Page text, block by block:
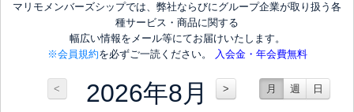
マリモメンバーズシップでは、弊社ならびにグループ企業が取り扱う各
種サービス・商品に関する
幅広い情報をメール等にてお届けいたします。
※会員規約を必ずご一読ください。 入会金・年会費無料
月 週 日
< 2026年8月 >